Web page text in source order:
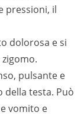
pressioni, il
dolorosa e si
pulsante e
della testa. Può
vomito e